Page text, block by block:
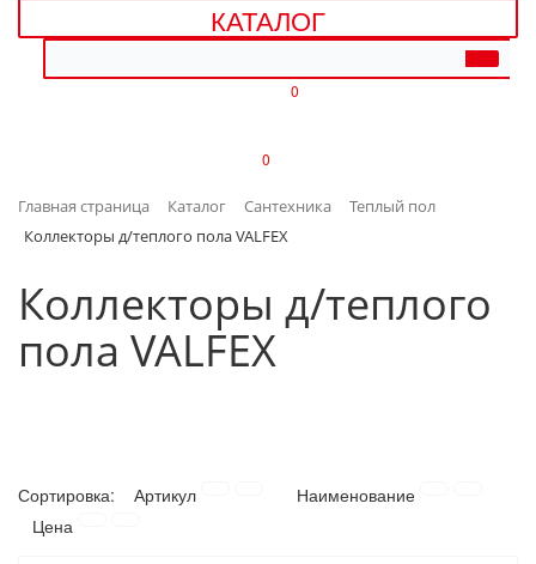
ДЕТСКИЕ ТОВАРЫ
ИНТЕРЬЕР
КЛИМАТИЧЕСКАЯ ТЕХНИКА
НАСОСНОЕ ОБОРУДОВАНИЕ
КАТАЛОГ
0
0
Главная страница Каталог Сантехника
Теплый пол
Коллекторы д/теплого пола VALFEX
Коллекторы д/теплого
пола VALFEX
Сортировка: Артикул
Наименование
Цена